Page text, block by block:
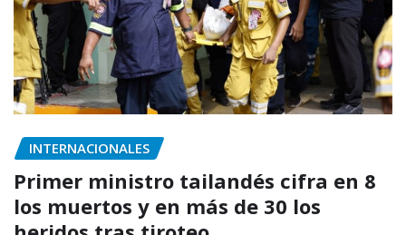
INTERNACIONALES
Primer ministro tailandés cifra en 8
los muertos y en más de 30 los